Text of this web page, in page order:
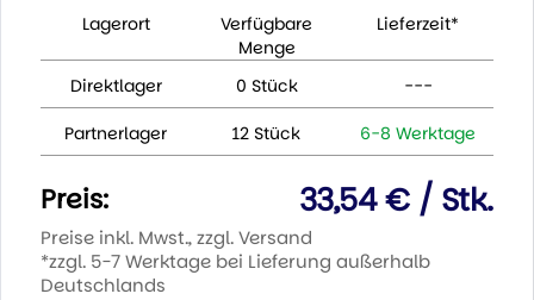
Lagerort
Verfügbare
Menge
Lieferzeit*
Direktlager 0 Stück ---
Partnerlager 12 Stück 6-8 Werktage
Preis: 33,54 € / Stk.
Preise inkl. Mwst., zzgl. Versand
*zzgl. 5-7 Werktage bei Lieferung außerhalb
Deutschlands